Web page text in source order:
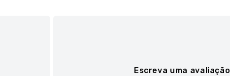
Escreva uma avaliação